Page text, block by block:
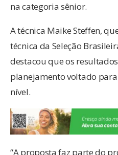
na categoria sênior.
A técnica Maike Steffen,
técnica da Seleção
destacou que os
planejamento voltado
nível.
“A proposta faz parte do